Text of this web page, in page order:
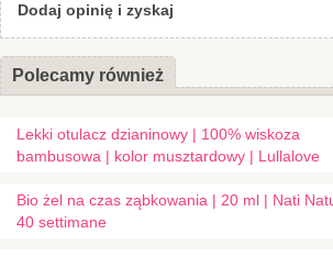
Dodaj opinię i zyskaj
Polecamy również
Lekki otulacz dzianinowy | 100% wiskoza
bambusowa | kolor musztardowy | Lullalove
Bio żel na czas ząbkowania | 20 ml | Nati
40 settimane